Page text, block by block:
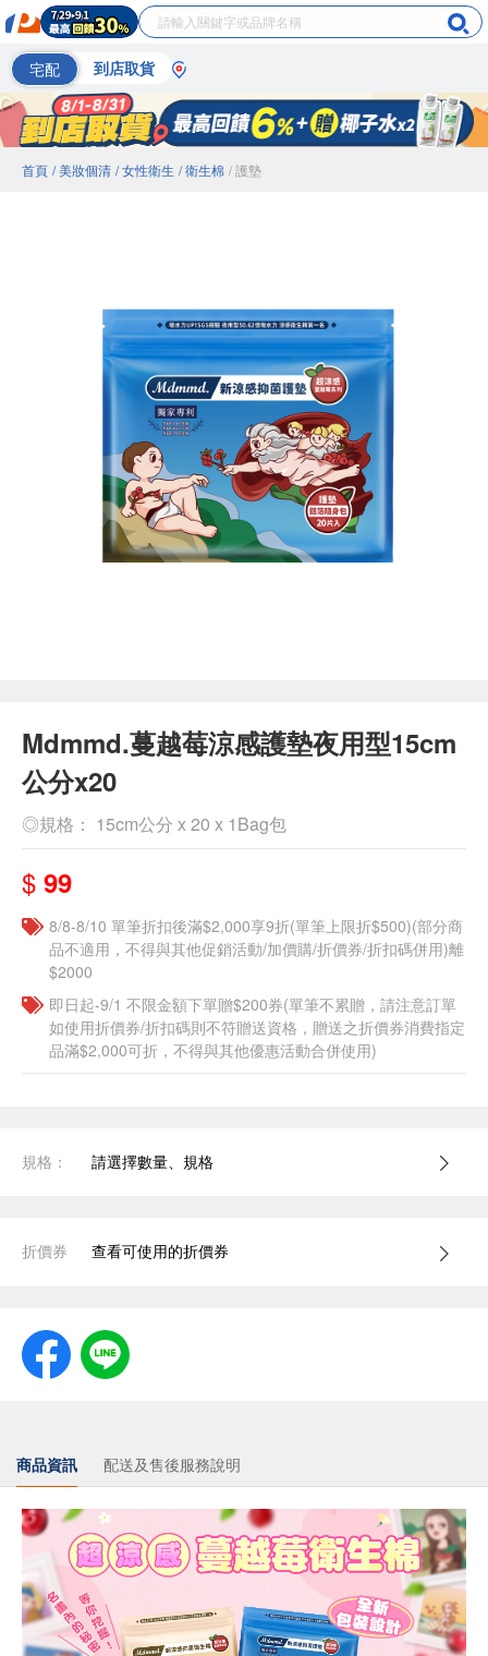
宅配 到店取貨
首頁 / 美妝個清 / 女性衛生 / 衛生棉 / 護墊
Mdmmd.蔓越莓涼感護墊夜用型15cm
公分x20
◎規格： 15cm公分 x 20 x 1Bag包
$ 99
8/8-8/10 單筆折扣後滿$2,000享9折(單筆上限折$500)(部分商
品不適用，不得與其他促銷活動/加價購/折價券/折扣碼併用)離
$2000
即日起-9/1 不限金額下單贈$200券(單筆不累贈，請注意訂單
如使用折價券/折扣碼則不符贈送資格，贈送之折價券消費指定
品滿$2,000可折，不得與其他優惠活動合併使用)
規格： 請選擇數量、規格
折價券 查看可使用的折價券
商品資訊 配送及售後服務說明